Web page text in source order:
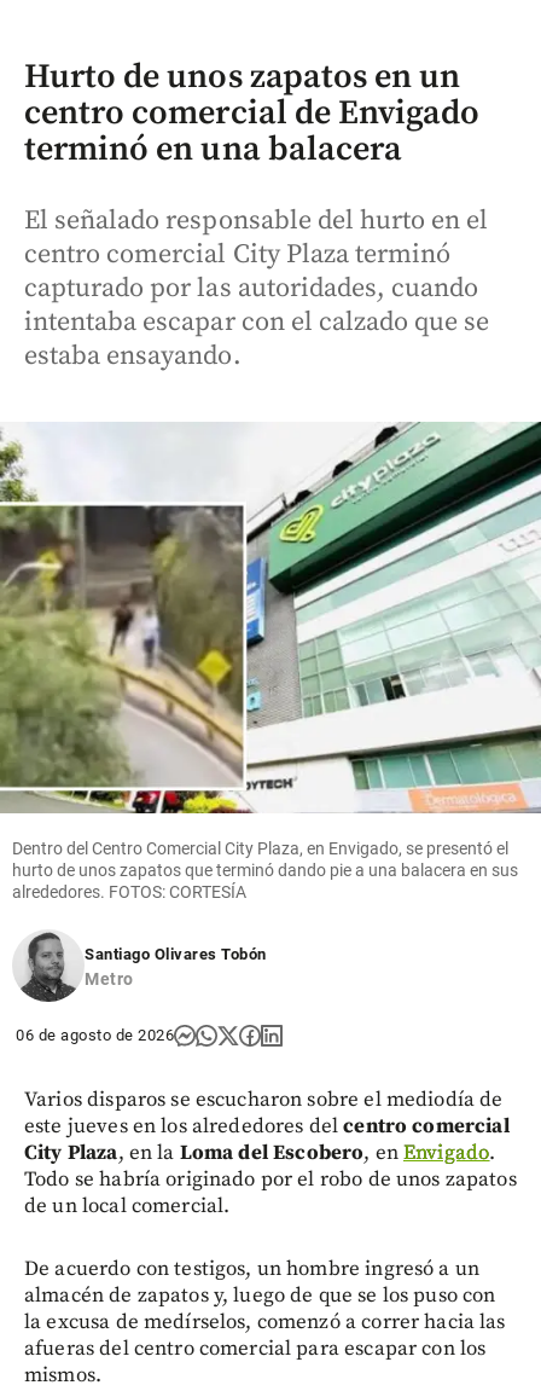
Hurto de unos zapatos en un
centro comercial de Envigado
terminó en una balacera
El señalado responsable del hurto en el
centro comercial City Plaza terminó
capturado por las autoridades, cuando
intentaba escapar con el calzado que se
estaba ensayando.
Dentro del Centro Comercial City Plaza, en Envigado, se presentó el
hurto de unos zapatos que terminó dando pie a una balacera en sus
alrededores. FOTOS: CORTESÍA
Santiago Olivares Tobón
Metro
06 de agosto de 2026
Varios disparos se escucharon sobre el mediodía de
este jueves en los alrededores delcentro comercial
City Plaza, en la Loma del Escobero, enEnvigado.
Todo se habría originado por el robo de unos zapatos
de un local comercial.
De acuerdo con testigos, un hombre ingresó a un
almacén de zapatos y, luego de que se los puso con
la excusa de medírselos, comenzó a correr hacia las
afueras del centro comercial para escapar con los
mismos.